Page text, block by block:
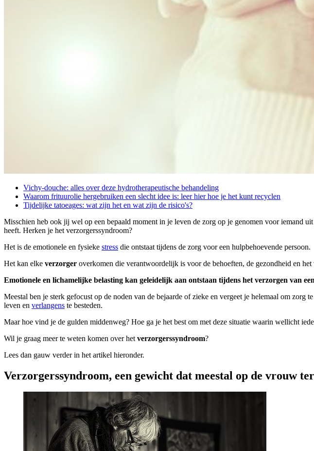
Vichy-douche: alles over deze hydrotherapeutische behandeling
Waarom frituurolie hergebruiken een slecht idee is: leer hier hoe je het kunt recyclen
Tijdelijke tatoeages: wat zijn het en wat zijn de risico's?
Misschien heb ook jij wel op een bepaald moment in je leven de zorg op je genomen voor iemand
heeft. Herken je het verzorgerssyndroom?
Het is de emotionele en fysieke stress die ontstaat tijdens de zorg voor een hulpbehoevende persoon.
Het kan elke verzorger overkomen die verantwoordelijk is voor de behoeften, de gezondheid en
Emotionele en lichamelijke belasting kan geleidelijk aan ontstaan tijdens het verzorgen van
Meestal ben je sterk gefocust op de noden van de bejaarde of zieke en vergeet je helemaal om
leven en verlangens te besteden.
Maar hoe vind je de gulden middenweg? Hoe ga je het best om met deze situatie waarin wellicht
Wil je graag meer te weten komen over het verzorgerssyndroom?
Lees dan gauw verder in het artikel hieronder.
Verzorgerssyndroom, een gewicht dat meestal op de vrouw